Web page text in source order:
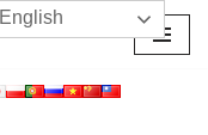
English